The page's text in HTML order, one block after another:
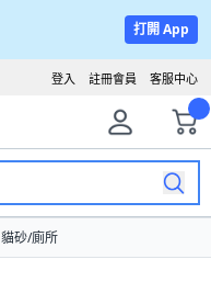
打開 App
客服中心
註冊會員
登入
貓砂/廁所